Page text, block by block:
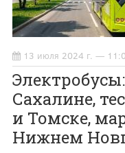
13 июля 2024 г. —
Сахалине,
и Томске,
Нижнем